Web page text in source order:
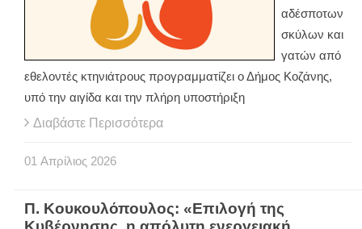
αδέσποτων
σκύλων και
γατών από
εθελοντές κτηνιάτρους προγραμματίζει ο Δήμος Κοζάνης,
υπό την αιγίδα και την πλήρη υποστήριξη
Διαβάστε Περισσότερα
01 Απρίλιος 2026
Π. Κουκουλόπουλος: «Επιλογή της